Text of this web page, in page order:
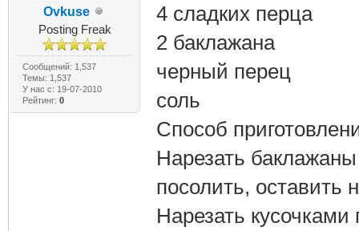
Ovkuse
Posting Freak
Сообщений: 1,537
Темы: 1,537
У нас с: 19-07-2010
Рейтинг: 0
4 сладких перца
2 баклажана
черный перец
соль
Способ
Нарезать
посолить, оставить
Нарезать кусочками